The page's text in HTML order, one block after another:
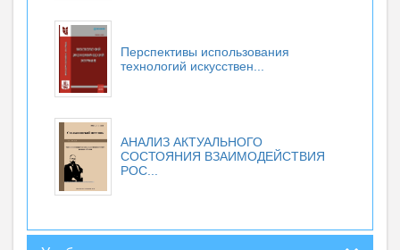
Перспективы использования
технологий искусствен...
АНАЛИЗ АКТУАЛЬНОГО
СОСТОЯНИЯ ВЗАИМОДЕЙСТВИЯ
РОС...